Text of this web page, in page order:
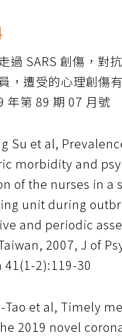
過 SARS 創傷，對
，遭受的心理創傷
年第 89 期 07 月號
Su et al,
morbidity and
of the nurses in a
unit during
and periodic
2007, J of
41(1-2):119-30
Tao et al, Timely
2019 novel